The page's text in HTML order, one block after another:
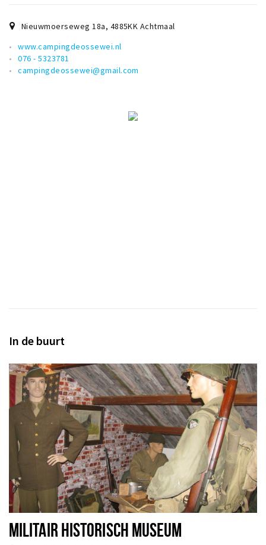
Nieuwmoerseweg 18a, 4885KK Achtmaal
www.campingdeossewei.nl
076 - 5323781
campingdeossewei@gmail.com
In de buurt
MILITAIR HISTORISCH MUSEUM